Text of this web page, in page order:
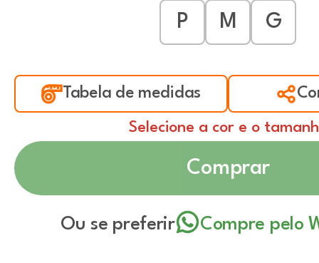
P
M G
Tabela de medidas
Selecione a cor e o
Comprar
Ou se preferir Compre pelo